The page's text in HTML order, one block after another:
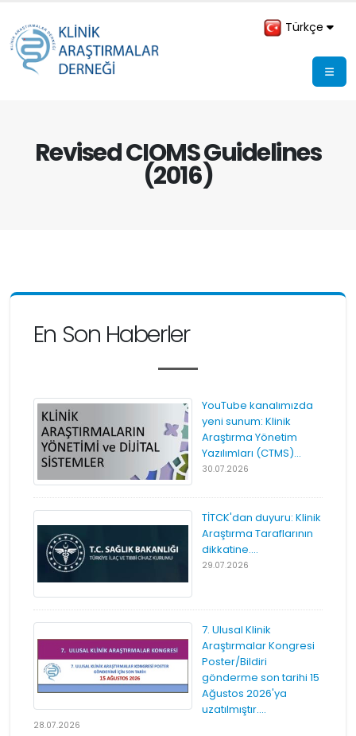
Türkçe
Revised CIOMS Guidelines
(2016)
En Son Haberler
YouTube kanalımızda
yeni sunum: Klinik
Araştırma Yönetim
Yazılımları (CTMS)...
30.07.2026
TİTCK'dan duyuru: Klinik
Araştırma Taraflarının
dikkatine....
29.07.2026
7. Ulusal Klinik
Araştırmalar Kongresi
Poster/Bildiri
gönderme son tarihi 15
Ağustos 2026'ya
uzatılmıştır....
28.07.2026